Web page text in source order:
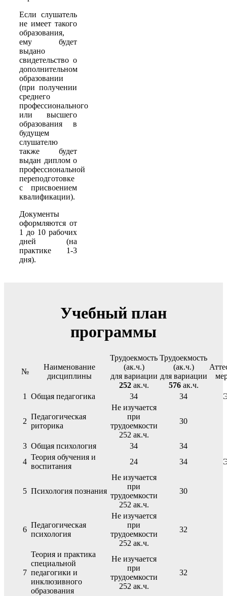
Если слушатель
не имеет такого
образования,
ему будет
выдано
свидетельство о
дополнительном
образовании
(при получении
среднего
профессионального
или высшего
образования в
будущем
слушателю
также будет
выдан диплом о
профессиональной
переподготовке
с присвоением
квалификации).
Документы
оформляются от
1 до 10 рабочих
дней (на
практике 1-3
дня).
Учебный план
программы
№
Наименование
дисциплины
Трудоекмость
(ак.ч.)
для вариации
252ак.ч.
Трудоекмость
(ак.ч.)
для вариации
576ак.ч.
1 Общая педагогика 34 34
2
Педагогическая
риторика
Не изучается
при
трудоемкости
252 ак.ч.
30
3 Общая психология 34
34
4
Теория обучения и
воспитания
24 34
5 Психология познания
Не изучается
при
трудоемкости
252 ак.ч.
30
6
Педагогическая
психология
Не изучается
при
трудоемкости
252 ак.ч.
32
7
Теория и практика
специальной
педагогики и
инклюзивного
образования
Не изучается
при
трудоемкости
252 ак.ч.
32